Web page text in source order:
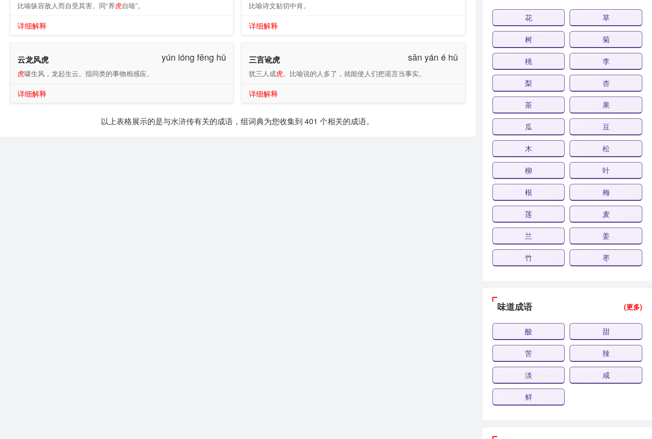
花 草
树 菊
桃 李
梨 杏
茶 果
瓜 豆
木 松
柳 叶
根 梅
莲 麦
兰 姜
竹 枣
味道成语 (更多)
酸 甜
苦 辣
淡 咸
鲜
比喻纵容敌人而自受其害。同“养虎自啮”。
详细解释
比喻诗文贴切中肯。
详细解释
云龙风虎 yún lóng fēng hǔ
虎啸生风，龙起生云。指同类的事物相感应。
详细解释
三言讹虎 sān yán é hǔ
犹三人成虎。比喻说的人多了，就能使人们把谣言当事实。
详细解释
以上表格展示的是与水浒传有关的成语，组词典为您收集到 401 个相关的成语。